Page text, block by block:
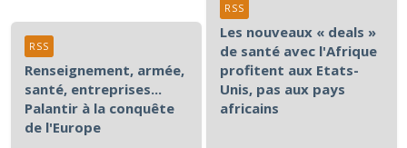
Les nouveaux « deals »
de santé avec l'Afrique
profitent aux Etats-
Unis, pas aux pays
africains
RSS
Renseignement, armée,
santé, entreprises...
Palantir à la conquête
de l'Europe
RSS